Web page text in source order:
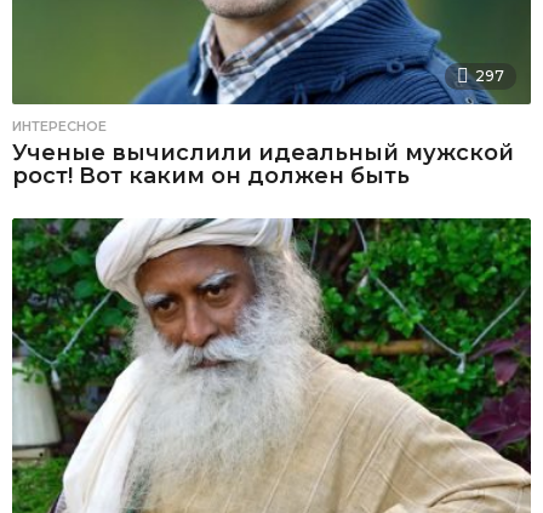
297
ИНТЕРЕСНОЕ
Ученые вычислили идеальный мужской
рост! Вот каким он должен быть